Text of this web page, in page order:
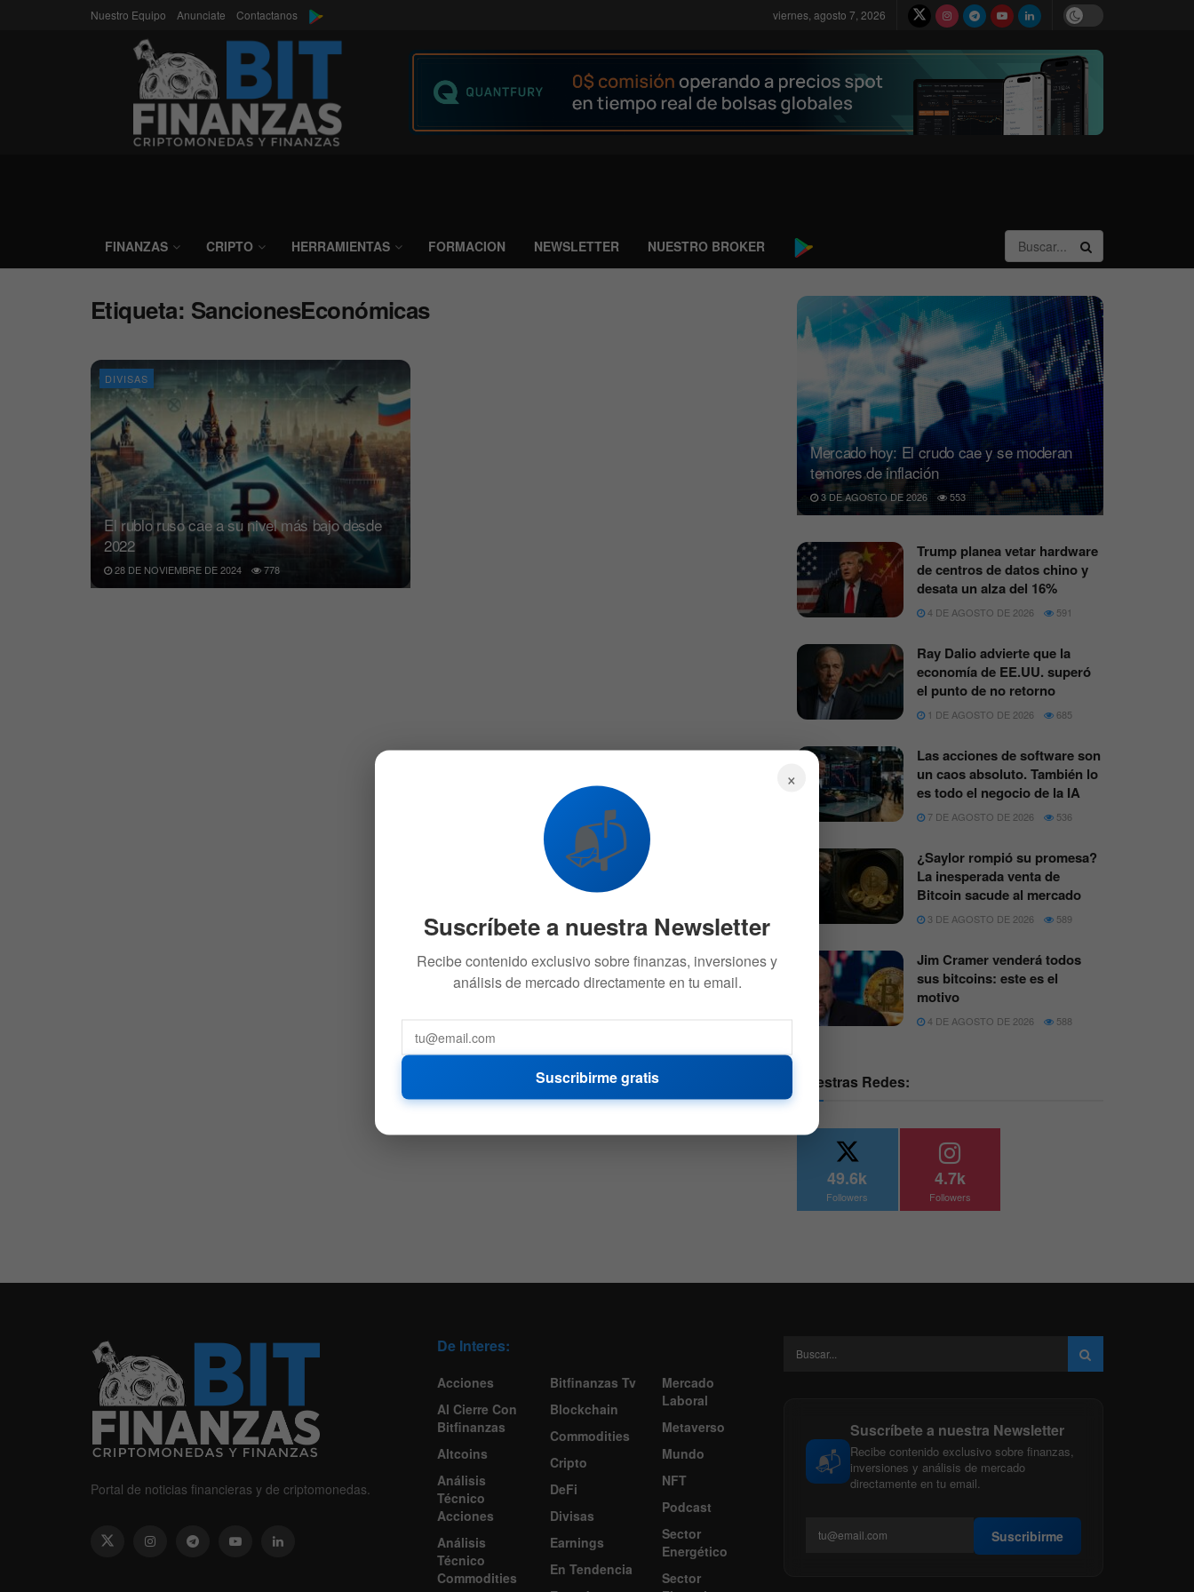
Nuestro Equipo Anunciate Contactanos viernes, agosto 7, 2026
FINANZAS CRIPTO HERRAMIENTAS FORMACION NEWSLETTER NUESTRO BROKER
Etiqueta: SancionesEconómicas
DIVISAS
El rublo ruso cae a su nivel más bajo desde
2022
28 DE NOVIEMBRE DE 2024 778
Mercado hoy: El crudo cae y se moderan
temores de inflación
3 DE AGOSTO DE 2026 553
Trump planea vetar hardware
de centros de datos chino y
desata un alza del 16%
4 DE AGOSTO DE 2026 591
Ray Dalio advierte que la
economía de EE.UU. superó
el punto de no retorno
1 DE AGOSTO DE 2026 685
Las acciones de software son
un caos absoluto. También lo
es todo el negocio de la IA
7 DE AGOSTO DE 2026 536
¿Saylor rompió su promesa?
La inesperada venta de
Bitcoin sacude al mercado
3 DE AGOSTO DE 2026 589
Jim Cramer venderá todos
sus bitcoins: este es el
motivo
4 DE AGOSTO DE 2026 588
Nuestras Redes:
49.6k
Followers
4.7k
Followers
Portal de noticias financieras y de criptomonedas.
De Interes:
Acciones
Al Cierre Con
Bitfinanzas
Altcoins
Análisis
Técnico
Acciones
Análisis
Técnico
Commodities
Bitfinanzas Tv
Blockchain
Commodities
Cripto
DeFi
Divisas
Earnings
En Tendencia
Mercado
Laboral
Metaverso
Mundo
NFT
Podcast
Sector
Energético
Sector
📬
Suscríbete a nuestra Newsletter
Recibe contenido exclusivo sobre finanzas,
inversiones y análisis de mercado
directamente en tu email.
Suscribirme
×
📬
Suscríbete a nuestra Newsletter
Recibe contenido exclusivo sobre finanzas, inversiones y
análisis de mercado directamente en tu email.
Suscribirme gratis